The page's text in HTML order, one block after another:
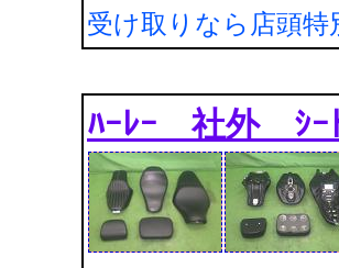
受け取りなら店頭特
ﾊｰﾚｰ 社外 ｼ